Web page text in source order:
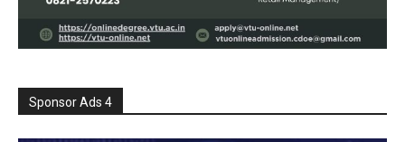
Sponsor Ads 4